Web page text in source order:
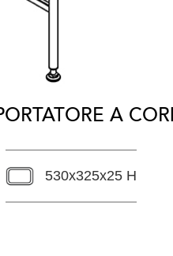
A
530x325x25 H